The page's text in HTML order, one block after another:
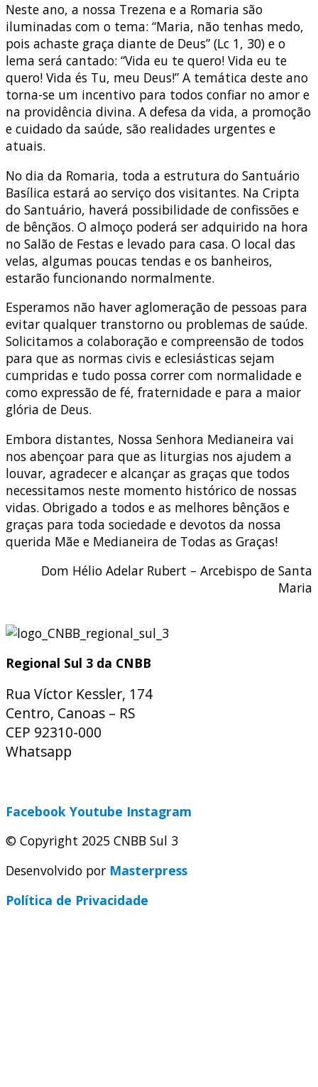
Neste ano, a nossa Trezena e a Romaria são
iluminadas com o tema: “Maria, não tenhas medo,
pois achaste graça diante de Deus” (Lc 1, 30) e o
lema será cantado: “Vida eu te quero! Vida eu te
quero! Vida és Tu, meu Deus!” A temática deste ano
torna-se um incentivo para todos confiar no amor e
na providência divina. A defesa da vida, a promoção
e cuidado da saúde, são realidades urgentes e
atuais.
No dia da Romaria, toda a estrutura do Santuário
Basílica estará ao serviço dos visitantes. Na Cripta
do Santuário, haverá possibilidade de confissões e
de bênçãos. O almoço poderá ser adquirido na hora
no Salão de Festas e levado para casa. O local das
velas, algumas poucas tendas e os banheiros,
estarão funcionando normalmente.
Esperamos não haver aglomeração de pessoas para
evitar qualquer transtorno ou problemas de saúde.
Solicitamos a colaboração e compreensão de todos
para que as normas civis e eclesiásticas sejam
cumpridas e tudo possa correr com normalidade e
como expressão de fé, fraternidade e para a maior
glória de Deus.
Embora distantes, Nossa Senhora Medianeira vai
nos abençoar para que as liturgias nos ajudem a
louvar, agradecer e alcançar as graças que todos
necessitamos neste momento histórico de nossas
vidas. Obrigado a todos e as melhores bênçãos e
graças para toda sociedade e devotos da nossa
querida Mãe e Medianeira de Todas as Graças!
Dom Hélio Adelar Rubert – Arcebispo de Santa
Maria
Regional Sul 3 da CNBB
Rua Víctor Kessler, 174
Centro, Canoas – RS
CEP 92310-000
Whatsapp
Facebook Youtube Instagram
© Copyright 2025 CNBB Sul 3
Desenvolvido por Masterpress
Política de Privacidade